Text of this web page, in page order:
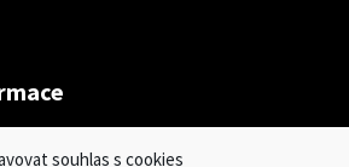
souhlas s cookies